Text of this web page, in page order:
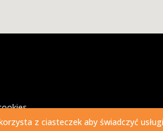
z ciasteczek aby świadczyć